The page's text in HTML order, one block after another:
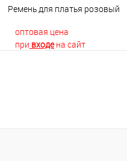
Ремень для платья розовый
оптовая цена
при входена сайт
В избранное